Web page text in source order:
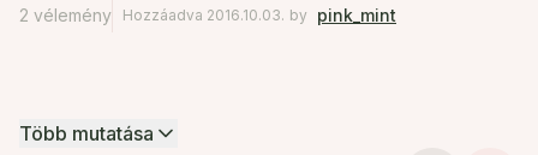
2 vélemény Hozzáadva 2016.10.03. by pink_mint
Több mutatása